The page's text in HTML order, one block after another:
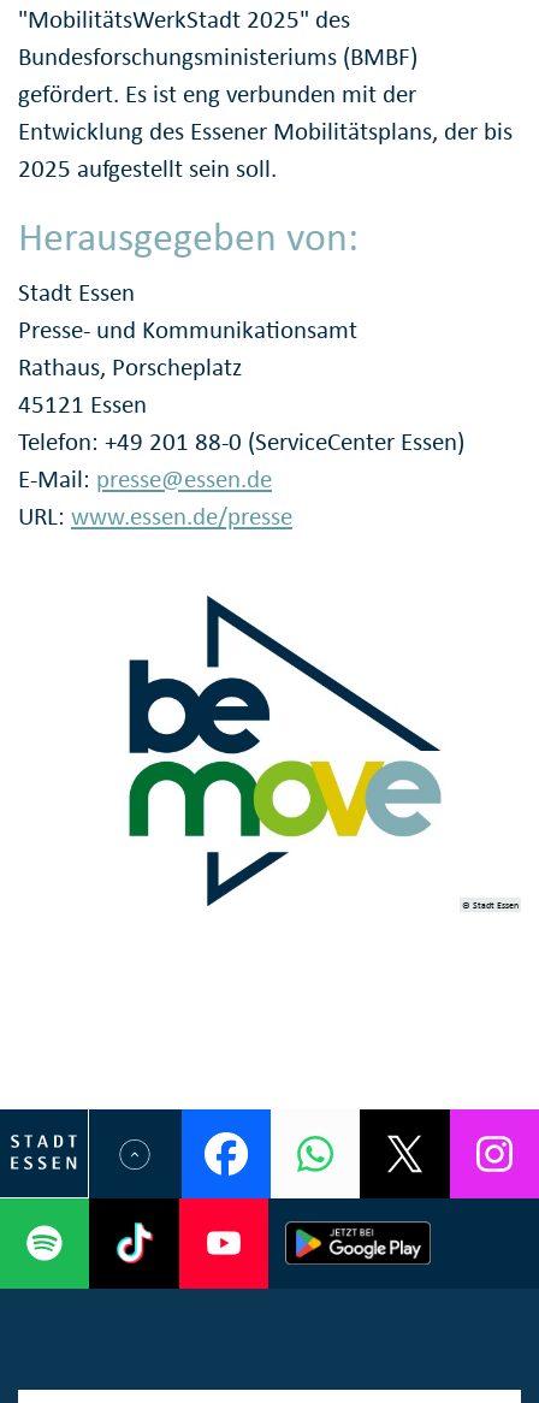
"MobilitätsWerkStadt 2025" des
Bundesforschungsministeriums (BMBF)
gefördert. Es ist eng verbunden mit der
Entwicklung des Essener Mobilitätsplans, der bis
2025 aufgestellt sein soll.
Herausgegeben von:
Stadt Essen
Presse- und Kommunikationsamt
Rathaus, Porscheplatz
45121 Essen
Telefon: +49 201 88-0 (ServiceCenter Essen)
E-Mail: presse@essen.de
URL: www.essen.de/presse
© Stadt Essen